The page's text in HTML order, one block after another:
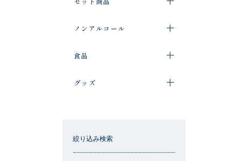
ノンアルコール
食品
グッズ
絞り込み検索